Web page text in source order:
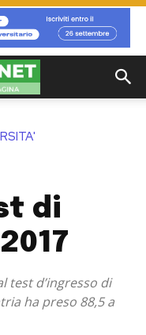
di
test d’ingresso di
ha preso 88,5 a